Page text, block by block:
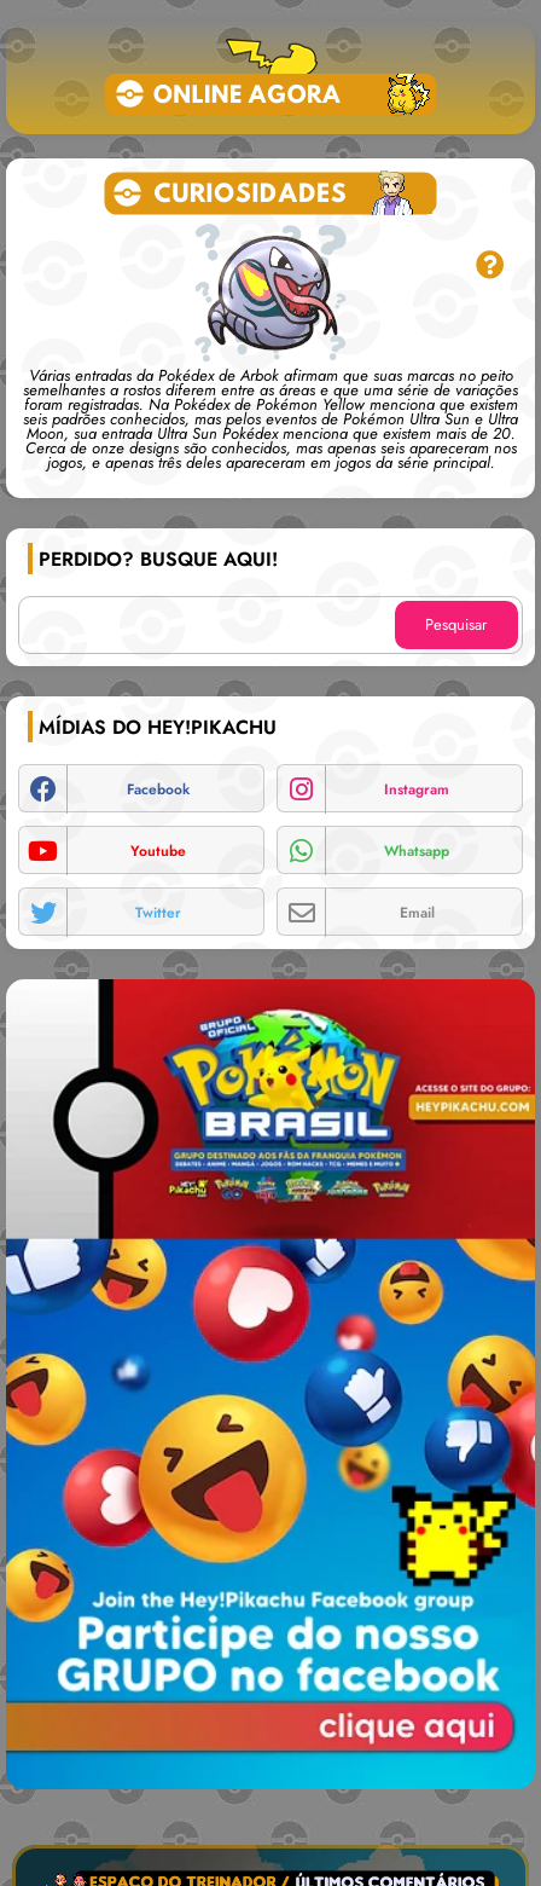
Várias entradas da Pokédex de Arbok afirmam que suas marcas no peito
semelhantes a rostos diferem entre as áreas e que uma série de variações
foram registradas. Na Pokédex de Pokémon Yellow menciona que existem
seis padrões conhecidos, mas pelos eventos de Pokémon Ultra Sun e Ultra
Moon, sua entrada Ultra Sun Pokédex menciona que existem mais de 20.
Cerca de onze designs são conhecidos, mas apenas seis apareceram nos
jogos, e apenas três deles apareceram em jogos da série principal.
PERDIDO? BUSQUE AQUI!
MÍDIAS DO HEY!PIKACHU
Facebook Instagram
Youtube Whatsapp
Twitter Email